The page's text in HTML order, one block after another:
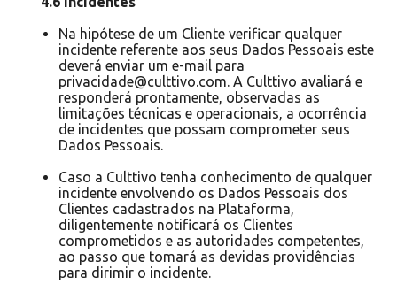
Na hipótese de um Cliente verificar qualquer
incidente referente aos seus Dados Pessoais este
deverá enviar um e-mail para
privacidade@culttivo.com. A Culttivo avaliará e
responderá prontamente, observadas as
limitações técnicas e operacionais, a ocorrência
de incidentes que possam comprometer seus
Dados Pessoais.
Caso a Culttivo tenha conhecimento de qualquer
incidente envolvendo os Dados Pessoais dos
Clientes cadastrados na Plataforma,
diligentemente notificará os Clientes
comprometidos e as autoridades competentes,
ao passo que tomará as devidas providências
para dirimir o incidente.